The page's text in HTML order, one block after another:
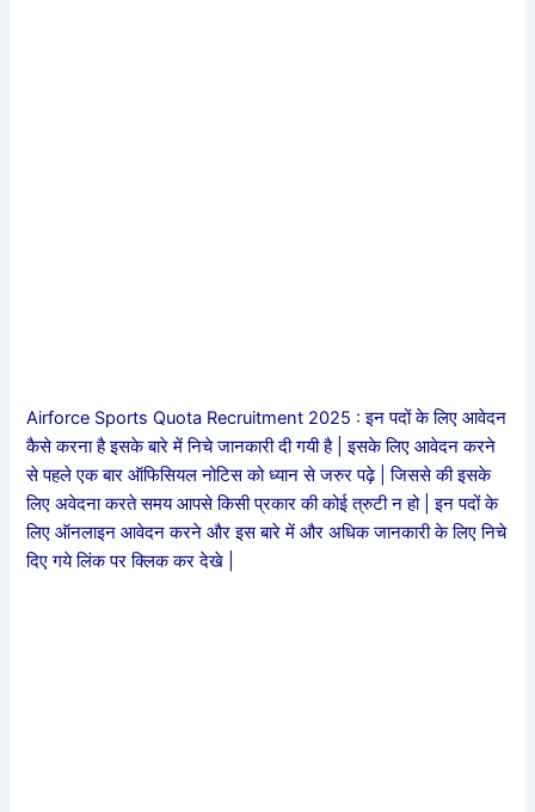
Airforce Sports Quota Recruitment 2025 : इन पदों के लिए आवेदन
कैसे करना है इसके बारे में निचे जानकारी दी गयी है | इसके लिए आवेदन करने
से पहले एक बार ऑफिसियल नोटिस को ध्यान से जरुर पढ़े | जिससे की इसके
लिए अवेदना करते समय आपसे किसी प्रकार की कोई त्रुटी न हो | इन पदों के
लिए ऑनलाइन आवेदन करने और इस बारे में और अधिक जानकारी के लिए निचे
दिए गये लिंक पर क्लिक कर देखे |